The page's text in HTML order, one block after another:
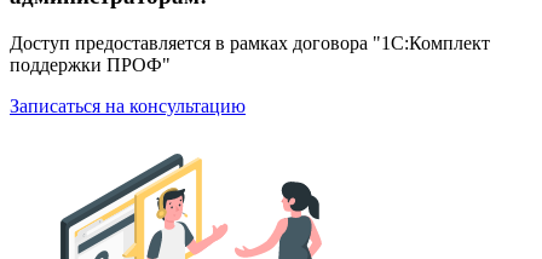
Доступ предоставляется в рамках договора "1С:Комплект
поддержки ПРОФ"
Записаться на консультацию